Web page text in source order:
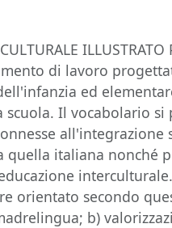
di lavoro
ed
Il vocabolario si
all'integrazione
quella italiana nonché
orientato secondo
b)